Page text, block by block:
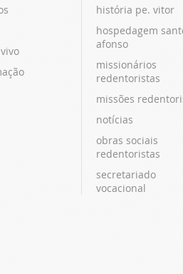
história pe. vitor
hospedagem
afonso
missionários
redentoristas
missões
notícias
obras sociais
redentoristas
secretariado
vocacional